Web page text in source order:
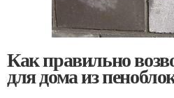
Как правильно
для дома из